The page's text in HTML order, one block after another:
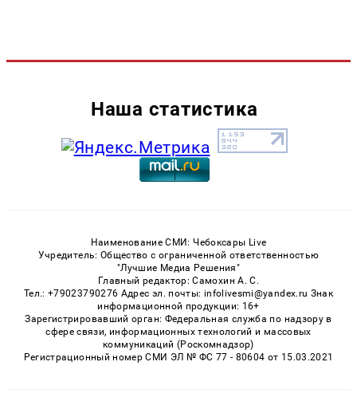
Наша статистика
Наименование СМИ: Чебоксары Live
Учредитель: Общество с ограниченной ответственностью
"Лучшие Медиа Решения"
Главный редактор: Самохин А. С.
Тел.: +79023790276 Адрес эл. почты: infolivesmi@yandex.ru Знак
информационной продукции: 16+
Зарегистрировавший орган: Федеральная служба по надзору в
сфере связи, информационных технологий и массовых
коммуникаций (Роскомнадзор)
Регистрационный номер СМИ ЭЛ № ФС 77 - 80604 от 15.03.2021